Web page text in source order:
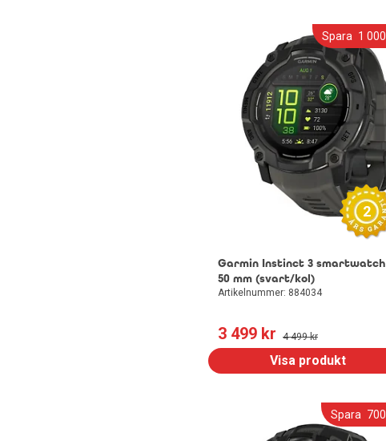
Spara 1 000
2
Garmin Instinct 3 smartwatch
50 mm (svart/kol)
Artikelnummer: 884034
3 499 kr 4 499 kr
Visa produkt
Spara 700